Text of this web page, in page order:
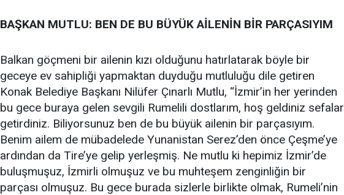
BAŞKAN MUTLU: BEN DE BU BÜYÜK AİLENİN BİR PARÇASIYIM
Balkan göçmeni bir ailenin kızı olduğunu hatırlatarak böyle bir
geceye ev sahipliği yapmaktan duyduğu mutluluğu dile getiren
Konak Belediye Başkanı Nilüfer Çınarlı Mutlu, “İzmir’in her yerinden
bu gece buraya gelen sevgili Rumelili dostlarım, hoş geldiniz sefalar
getirdiniz. Biliyorsunuz ben de bu büyük ailenin bir parçasıyım.
Benim ailem de mübadelede Yunanistan Serez’den önce Çeşme’ye
ardından da Tire’ye gelip yerleşmiş. Ne mutlu ki hepimiz İzmir’de
buluşmuşuz, İzmirli olmuşuz ve bu muhteşem zenginliğin bir
parçası olmuşuz. Bu gece burada sizlerle birlikte olmak, Rumeli’nin